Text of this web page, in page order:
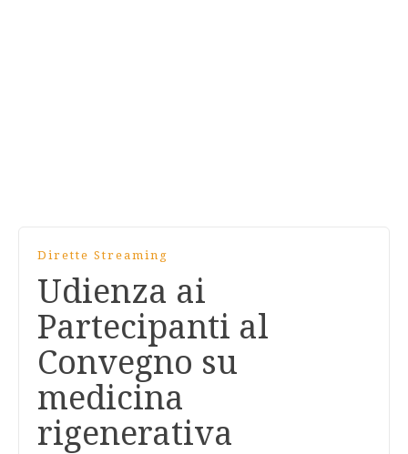
Dirette Streaming
Udienza ai
Partecipanti al
Convegno su
medicina
rigenerativa